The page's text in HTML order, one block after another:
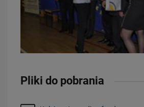
Pliki do pobrania
Nowe perony, windy i szybsze pociągi.